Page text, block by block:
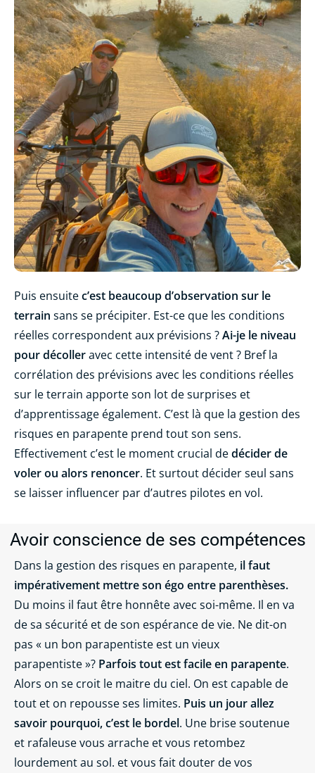
Puis ensuitec’est beaucoup d’observation sur le
terrain sans se précipiter. Est-ce que les conditions
réelles correspondent aux prévisions ?Ai-je le niveau
pour décolleravec cette intensité de vent ? Bref la
corrélation des prévisions avec les conditions réelles
sur le terrain apporte son lot de surprises et
d’apprentissage également. C’est là que la gestion des
risques en parapente prend tout son sens.
Effectivement c’est le moment crucial dedécider de
voler ou alors renoncer. Et surtout décider seul sans
se laisser influencer par d’autres pilotes en vol.
Avoir conscience de ses compétences
Dans la gestion des risques en parapente, il faut
impérativement mettre son égo entre parenthèses.
Du moins il faut être honnête avec soi-même. Il en va
de sa sécurité et de son espérance de vie. Ne dit-on
pas « un bon parapentiste est un vieux
parapentiste »? Parfois tout est facile en parapente.
Alors on se croit le maitre du ciel. On est capable de
tout et on repousse ses limites. Puis un jour allez
savoir pourquoi, c’est le bordel. Une brise soutenue
et rafaleuse vous arrache et vous retombez
lourdement au sol. et vous fait douter de vos